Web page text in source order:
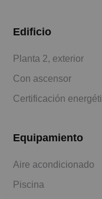
Edificio
Planta 2, exterior
Con ascensor
Certificación
Equipamiento
Aire acondicionado
Piscina